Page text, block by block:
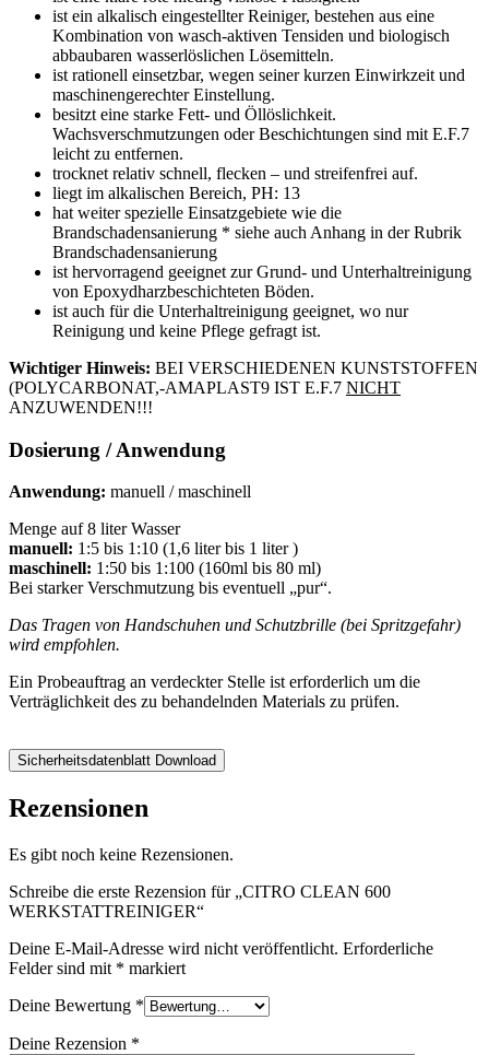
ist ein alkalisch eingestellter Reiniger, bestehen aus eine
Kombination von wasch-aktiven Tensiden und biologisch
abbaubaren wasserlöslichen Lösemitteln.
ist rationell einsetzbar, wegen seiner kurzen Einwirkzeit und
maschinengerechter Einstellung.
besitzt eine starke Fett- und Öllöslichkeit.
Wachsverschmutzungen oder Beschichtungen sind mit E.F.7
leicht zu entfernen.
trocknet relativ schnell, flecken – und streifenfrei auf.
liegt im alkalischen Bereich, PH: 13
hat weiter spezielle Einsatzgebiete wie die
Brandschadensanierung * siehe auch Anhang in der Rubrik
Brandschadensanierung
ist hervorragend geeignet zur Grund- und Unterhaltreinigung
von Epoxydharzbeschichteten Böden.
ist auch für die Unterhaltreinigung geeignet, wo nur
Reinigung und keine Pflege gefragt ist.
Wichtiger Hinweis: BEI VERSCHIEDENEN KUNSTSTOFFEN
(POLYCARBONAT,-AMAPLAST9 IST E.F.7 NICHT
ANZUWENDEN!!!
Dosierung / Anwendung
Anwendung: manuell / maschinell
Menge auf 8 liter Wasser
manuell: 1:5 bis 1:10 (1,6 liter bis 1 liter )
maschinell: 1:50 bis 1:100 (160ml bis 80 ml)
Bei starker Verschmutzung bis eventuell „pur“.
Das Tragen von Handschuhen und Schutzbrille (bei Spritzgefahr)
wird empfohlen.
Ein Probeauftrag an verdeckter Stelle ist erforderlich um die
Verträglichkeit des zu behandelnden Materials zu prüfen.
Sicherheitsdatenblatt Download
Rezensionen
Es gibt noch keine Rezensionen.
Schreibe die erste Rezension für „CITRO CLEAN 600
WERKSTATTREINIGER“
Deine E-Mail-Adresse wird nicht veröffentlicht. Erforderliche
Felder sind mit * markiert
Deine Bewertung *
Deine Rezension *